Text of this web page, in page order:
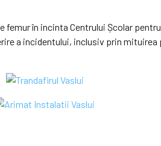
în incinta Centrului Școlar
a incidentului, inclusiv prin